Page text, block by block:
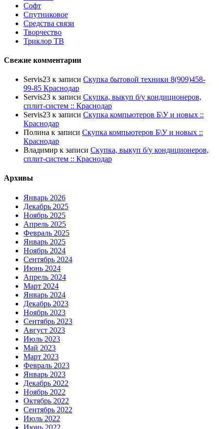
Софт
Спутниковое
Средства связи
Творчество
Триклор ТВ
Свежие комментарии
Servis23 к записи Скупка бытовой техники 8(909)458-
99-85 Краснодар
Servis23 к записи Скупка, выкуп б/у кондиционеров,
сплит-систем :: Краснодар
Servis23 к записи Скупка компьютеров Б\У и новых ::
Краснодар
Полина к записи Скупка компьютеров Б\У и новых ::
Краснодар
Владимир к записи Скупка, выкуп б/у кондиционеров,
сплит-систем :: Краснодар
Архивы
Январь 2026
Декабрь 2025
Ноябрь 2025
Апрель 2025
Февраль 2025
Январь 2025
Ноябрь 2024
Сентябрь 2024
Июнь 2024
Апрель 2024
Март 2024
Январь 2024
Декабрь 2023
Ноябрь 2023
Сентябрь 2023
Август 2023
Июль 2023
Май 2023
Март 2023
Февраль 2023
Январь 2023
Декабрь 2022
Ноябрь 2022
Октябрь 2022
Сентябрь 2022
Июль 2022
Июнь 2022